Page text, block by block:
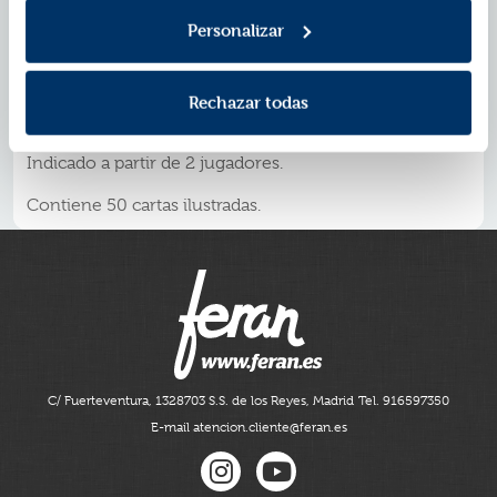
Personalizar
Rechazar todas
vocabulario y rapidez visual de manera divertida.
De reglas sencillas y partidas rápidas, este juego se
convertirá en el favorito de los primeros lectores.
Indicado a partir de 2 jugadores.
Contiene 50 cartas ilustradas.
C/ Fuerteventura, 1328703 S.S. de los Reyes, Madrid Tel. 916597350
E-mail atencion.cliente@feran.es